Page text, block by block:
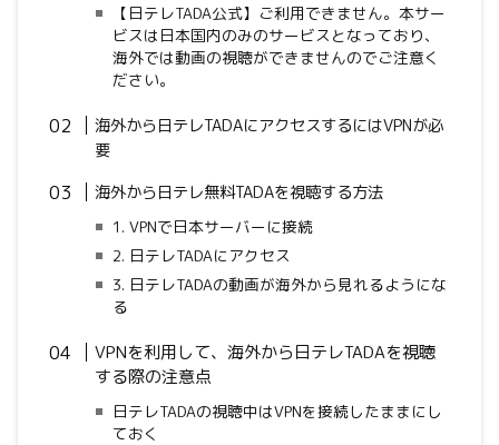
【日テレTADA公式】ご利用できません。本サー
ビスは日本国内のみのサービスとなっており、
海外では動画の視聴ができませんのでご注意く
ださい。
海外から日テレTADAにアクセスするにはVPNが必
要
海外から日テレ無料TADAを視聴する方法
1. VPNで日本サーバーに接続
2. 日テレTADAにアクセス
3. 日テレTADAの動画が海外から見れるようにな
る
VPNを利用して、海外から日テレTADAを視聴
する際の注意点
日テレTADAの視聴中はVPNを接続したままにし
ておく